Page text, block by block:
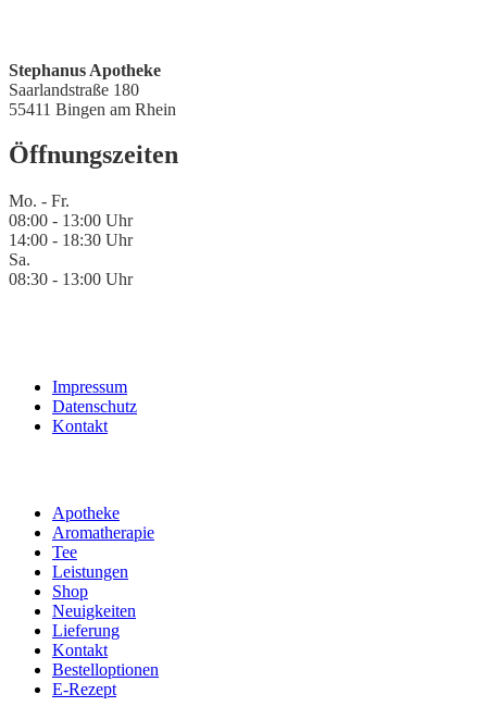
Stephanus Apotheke
Saarlandstraße 180
55411 Bingen am Rhein
Öffnungszeiten
Mo. - Fr.
08:00 - 13:00 Uhr
14:00 - 18:30 Uhr
Sa.
08:30 - 13:00 Uhr
Impressum
Datenschutz
Kontakt
Apotheke
Aromatherapie
Tee
Leistungen
Shop
Neuigkeiten
Lieferung
Kontakt
Bestelloptionen
E-Rezept